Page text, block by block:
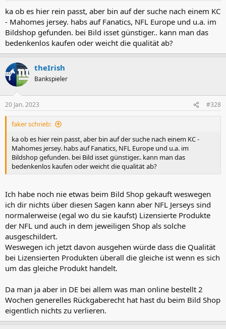
ka ob es hier rein passt, aber bin auf der suche nach einem KC
- Mahomes jersey. habs auf Fanatics, NFL Europe und u.a. im
Bildshop gefunden. bei Bild isset günstiger.. kann man das
bedenkenlos kaufen oder weicht die qualität ab?
theIrish
Bankspieler
20 Jan. 2023 #328
faker schrieb:
ka ob es hier rein passt, aber bin auf der suche nach einem KC -
Mahomes jersey. habs auf Fanatics, NFL Europe und u.a. im
Bildshop gefunden. bei Bild isset günstiger.. kann man das
bedenkenlos kaufen oder weicht die qualität ab?
Ich habe noch nie etwas beim Bild Shop gekauft weswegen
ich dir nichts über diesen Sagen kann aber NFL Jerseys sind
normalerweise (egal wo du sie kaufst) Lizensierte Produkte
der NFL und auch in dem jeweiligen Shop als solche
ausgeschildert.
Weswegen ich jetzt davon ausgehen würde dass die Qualität
bei Lizensierten Produkten überall die gleiche ist wenn es sich
um das gleiche Produkt handelt.
Da man ja aber in DE bei allem was man online bestellt 2
Wochen generelles Rückgaberecht hat hast du beim Bild Shop
eigentlich nichts zu verlieren.